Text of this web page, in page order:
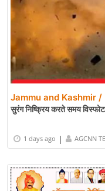
Jammu and Kashmir /
सुरंग निष्क्रिय करते समय विस्फोट
1 days ago | AGCNN